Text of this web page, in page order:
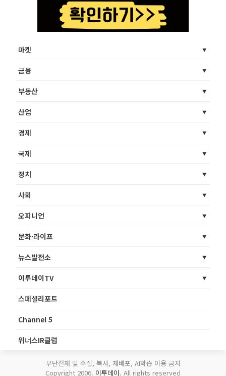
마켓
금융
부동산
산업
경제
국제
정치
사회
오피니언
문화·라이프
뉴스발전소
이투데이TV
스페셜리포트
Channel 5
위너스IR클럽
무단전재 및 수집, 복사, 재배포, AI학습 이용 금지
Copyright 2006. 이투데이. All rights reserved